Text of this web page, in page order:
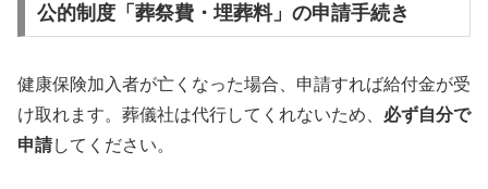
公的制度「葬祭費・埋葬料」の申請手続き
健康保険加入者が亡くなった場合、申請すれば給付金が受
け取れます。葬儀社は代行してくれないため、 必ず自分で
申請してください。